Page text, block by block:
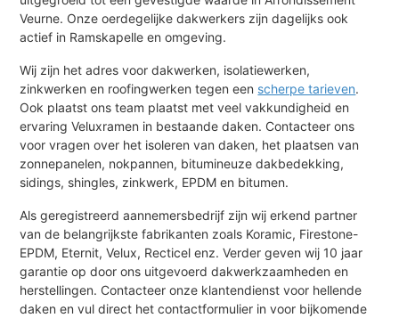
Veurne. Onze oerdegelijke dakwerkers zijn dagelijks ook
actief in Ramskapelle en omgeving.
Wij zijn het adres voor dakwerken, isolatiewerken,
zinkwerken en roofingwerken tegen een scherpe tarieven.
Ook plaatst ons team plaatst met veel vakkundigheid en
ervaring Veluxramen in bestaande daken. Contacteer ons
voor vragen over het isoleren van daken, het plaatsen van
zonnepanelen, nokpannen, bitumineuze dakbedekking,
sidings, shingles, zinkwerk, EPDM en bitumen.
Als geregistreerd aannemersbedrijf zijn wij erkend partner
van de belangrijkste fabrikanten zoals Koramic, Firestone-
EPDM, Eternit, Velux, Recticel enz. Verder geven wij 10 jaar
garantie op door ons uitgevoerd dakwerkzaamheden en
herstellingen. Contacteer onze klantendienst voor hellende
daken en vul direct het contactformulier in voor bijkomende